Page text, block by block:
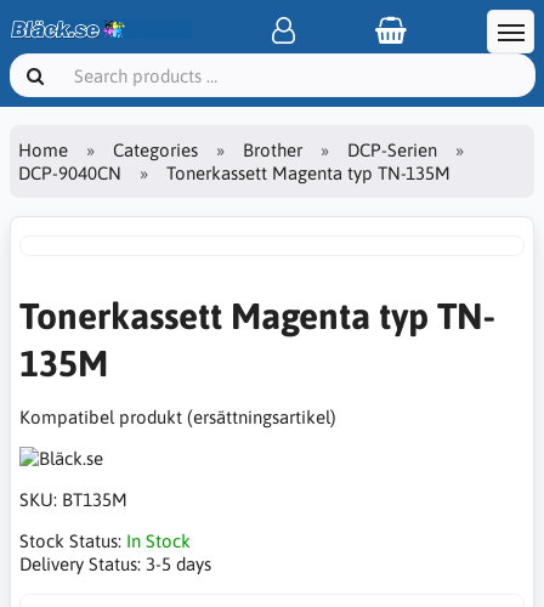
Home Categories Brother
DCP-Serien
DCP-9040CN
Tonerkassett Magenta typ TN-135M
Tonerkassett Magenta typ TN-
135M
Kompatibel produkt (ersättningsartikel)
SKU: BT135M
Stock Status: In Stock
Delivery Status: 3-5 days